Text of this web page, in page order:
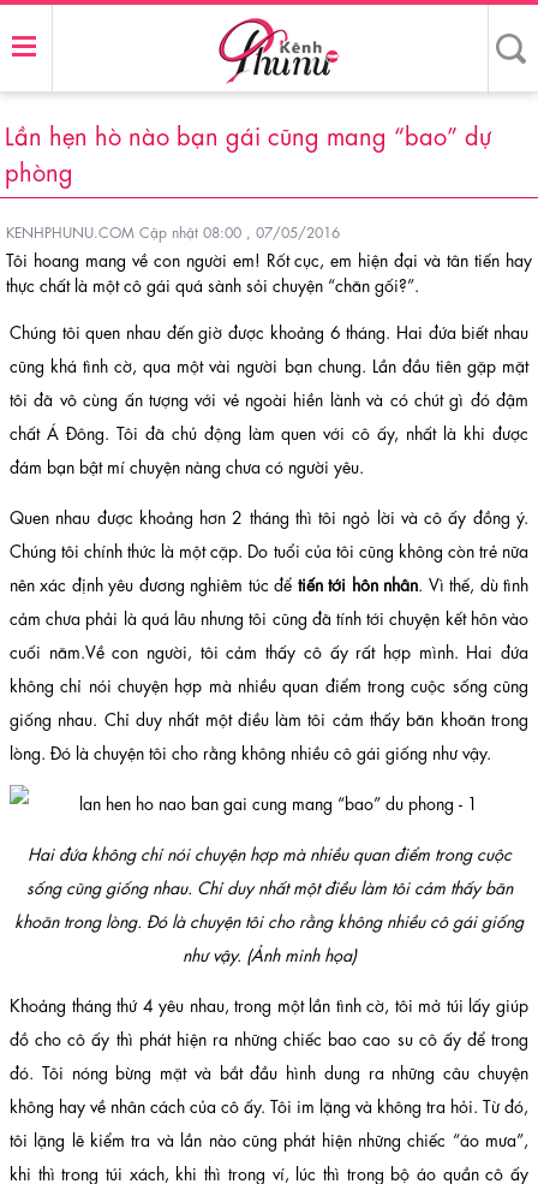
Lần hẹn hò nào bạn gái cũng mang “bao” dự
phòng
KENHPHUNU.COM Cập nhật 08:00 , 07/05/2016
Tôi hoang mang về con người em! Rốt cục, em hiện đại và tân tiến hay
thực chất là một cô gái quá sành sỏi chuyện “chăn gối?”.
Chúng tôi quen nhau đến giờ được khoảng 6 tháng. Hai đứa biết nhau
cũng khá tình cờ, qua một vài người bạn chung. Lần đầu tiên gặp mặt
tôi đã vô cùng ấn tượng với vẻ ngoài hiền lành và có chút gì đó đậm
chất Á Đông. Tôi đã chủ động làm quen với cô ấy, nhất là khi được
đám bạn bật mí chuyện nàng chưa có người yêu.
Quen nhau được khoảng hơn 2 tháng thì tôi ngỏ lời và cô ấy đồng ý.
Chúng tôi chính thức là một cặp. Do tuổi của tôi cũng không còn trẻ nữa
nên xác định yêu đương nghiêm túc để tiến tới hôn nhân . Vì thế, dù tình
cảm chưa phải là quá lâu nhưng tôi cũng đã tính tới chuyện kết hôn vào
cuối năm.Về con người, tôi cảm thấy cô ấy rất hợp mình. Hai đứa
không chỉ nói chuyện hợp mà nhiều quan điểm trong cuộc sống cũng
giống nhau. Chỉ duy nhất một điều làm tôi cảm thấy băn khoăn trong
lòng. Đó là chuyện tôi cho rằng không nhiều cô gái giống như vậy.
Hai đứa không chỉ nói chuyện hợp mà nhiều quan điểm trong cuộc
sống cũng giống nhau. Chỉ duy nhất một điều làm tôi cảm thấy băn
khoăn trong lòng. Đó là chuyện tôi cho rằng không nhiều cô gái giống
như vậy. (Ảnh minh họa)
Khoảng tháng thứ 4 yêu nhau, trong một lần tình cờ, tôi mở túi lấy giúp
đồ cho cô ấy thì phát hiện ra những chiếc bao cao su cô ấy để trong
đó. Tôi nóng bừng mặt và bắt đầu hình dung ra những câu chuyện
không hay về nhân cách của cô ấy. Tôi im lặng và không tra hỏi. Từ đó,
tôi lặng lẽ kiểm tra và lần nào cũng phát hiện những chiếc “áo mưa”,
khi thì trong túi xách, khi thì trong ví, lúc thì trong bộ áo quần cô ấy